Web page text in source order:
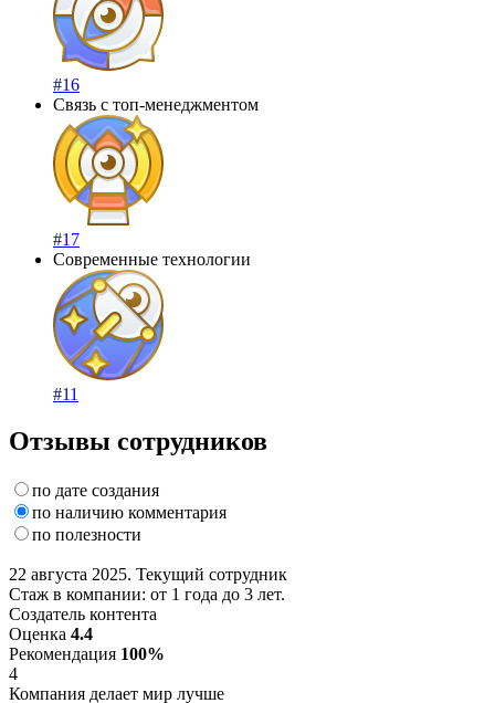
#16
Связь с топ-менеджментом
#17
Современные технологии
#11
Отзывы сотрудников
по дате создания
по наличию комментария
по полезности
22 августа 2025. Текущий сотрудник
Стаж в компании: от 1 года до 3 лет.
Создатель контента
Оценка 4.4
Рекомендация 100%
4
Компания делает мир лучше